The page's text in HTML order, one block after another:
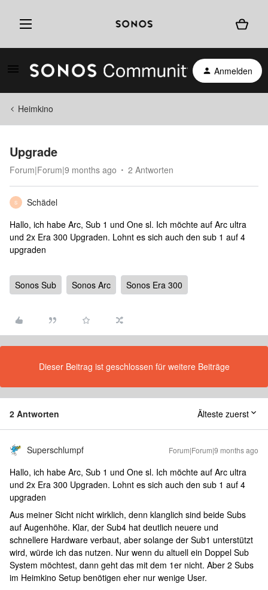
Anmelden
Heimkino
Upgrade
Forum|Forum|9 months ago 2 Antworten
S
Schädel
Hallo, ich habe Arc, Sub 1 und One sl. Ich möchte auf Arc ultra
und 2x Era 300 Upgraden. Lohnt es sich auch den sub 1 auf 4
upgraden
Sonos Sub Sonos Arc Sonos Era 300
Dieser Beitrag ist geschlossen für weitere Beiträge
2 Antworten Älteste zuerst
Superschlumpf Forum|Forum|9 months ago
Hallo, ich habe Arc, Sub 1 und One sl. Ich möchte auf Arc ultra
und 2x Era 300 Upgraden. Lohnt es sich auch den sub 1 auf 4
upgraden
Aus meiner Sicht nicht wirklich, denn klanglich sind beide Subs
auf Augenhöhe. Klar, der Sub4 hat deutlich neuere und
schnellere Hardware verbaut, aber solange der Sub1 unterstützt
wird, würde ich das nutzen. Nur wenn du altuell ein Doppel Sub
System möchtest, dann geht das mit dem 1er nicht. Aber 2 Subs
im Heimkino Setup benötigen eher nur wenige User.